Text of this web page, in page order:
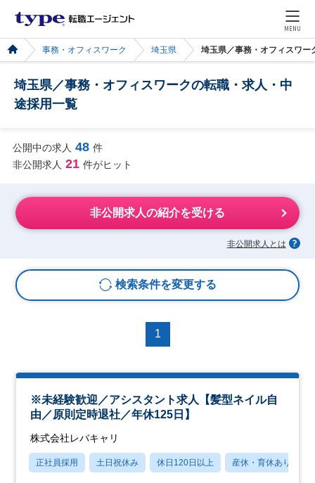
MENU
事務・オフィスワーク 埼玉県 埼玉県／事務・オフィスワー
埼玉県／事務・オフィスワークの転職・求人・中
途採用一覧
公開中の求人 48 件
非公開求人 21 件がヒット
非公開求人の紹介を受ける
非公開求人とは
検索条件を変更する
1
※未経験歓迎／アシスタント求人【髪型ネイル自
由／原則定時退社／年休125日】
株式会社レバキャリ
正社員採用 土日祝休み 休日120日以上 産休・育休あり